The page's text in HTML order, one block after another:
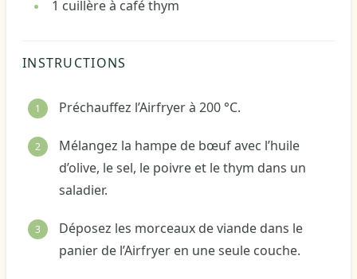
1 cuillère à caféthym
INSTRUCTIONS
Préchauffez l’Airfryer à 200 °C.
Mélangez la hampe de bœuf avec l’huile
d’olive, le sel, le poivre et le thym dans un
saladier.
Déposez les morceaux de viande dans le
panier de l’Airfryer en une seule couche.